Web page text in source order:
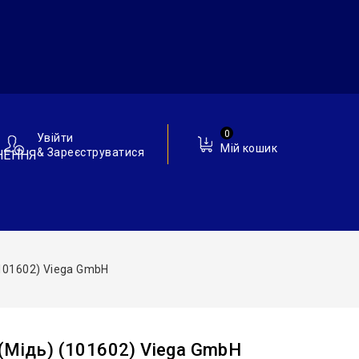
Мій кошик
0
Увійти
& Зареєструватися
Viega GmbH
(101602) Viega GmbH